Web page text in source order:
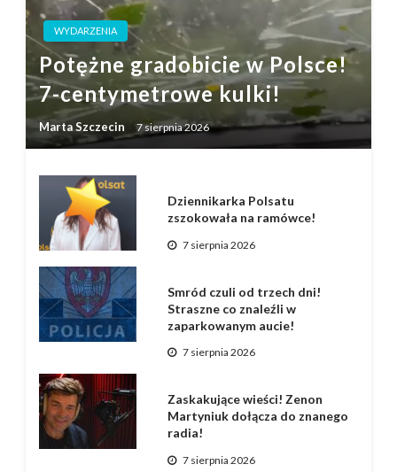
WYDARZENIA
Potężne gradobicie w Polsce!
7-centymetrowe kulki!
Marta Szczecin 7 sierpnia 2026
Dziennikarka Polsatu
zszokowała na ramówce!
7 sierpnia 2026
Smród czuli od trzech dni!
Straszne co znaleźli w
zaparkowanym aucie!
7 sierpnia 2026
Zaskakujące wieści! Zenon
Martyniuk dołącza do znanego
radia!
7 sierpnia 2026